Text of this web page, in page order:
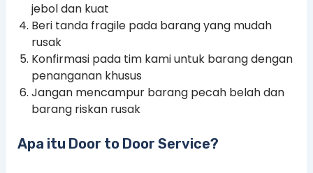
jebol dan kuat
Beri tanda fragile pada barang yang mudah
rusak
Konfirmasi pada tim kami untuk barang dengan
penanganan khusus
Jangan mencampur barang pecah belah dan
barang riskan rusak
Apa itu Door to Door Service?